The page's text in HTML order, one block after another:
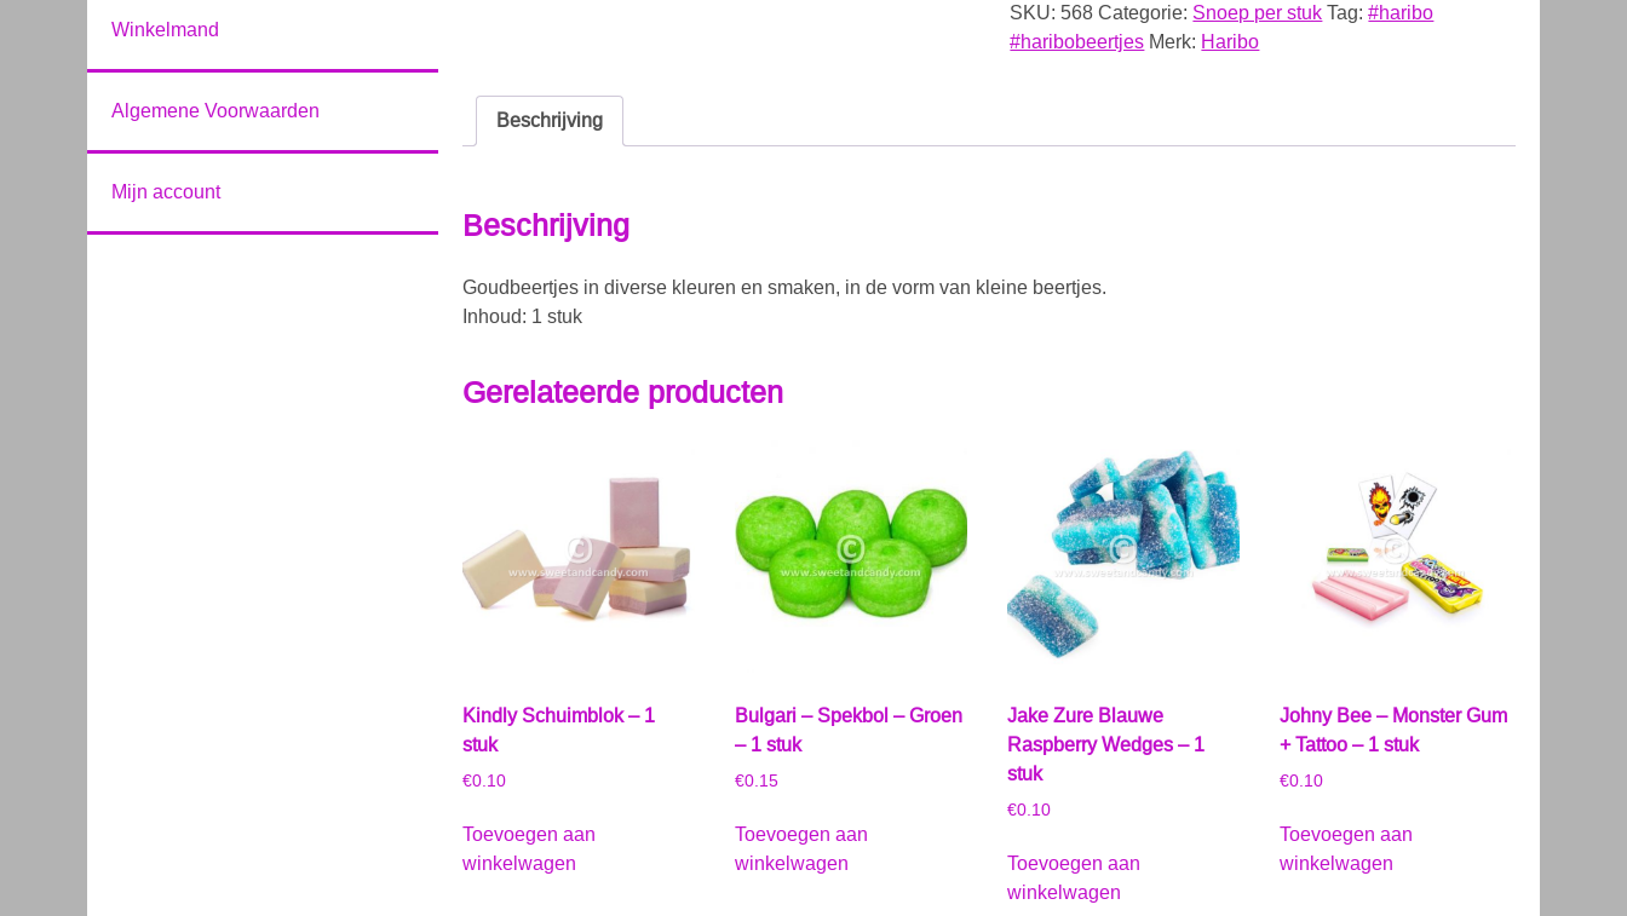
SKU: 568 Categorie: Snoep per stuk Tag:#haribo
#haribobeertjes Merk: Haribo
Beschrijving
Beschrijving
Goudbeertjes in diverse kleuren en smaken, in de vorm van kleine beertjes.
Inhoud: 1 stuk
Gerelateerde producten
Kindly Schuimblok – 1
stuk
€0.10
Toevoegen aan
winkelwagen
Bulgari – Spekbol – Groen
– 1 stuk
€0.15
Toevoegen aan
winkelwagen
Jake Zure Blauwe
Raspberry Wedges – 1
stuk
€0.10
Toevoegen aan
winkelwagen
Johny Bee – Monster Gum
+ Tattoo – 1 stuk
€0.10
Toevoegen aan
winkelwagen
Winkelmand
Algemene Voorwaarden
Mijn account